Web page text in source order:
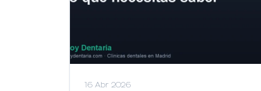
16 Abr 2026